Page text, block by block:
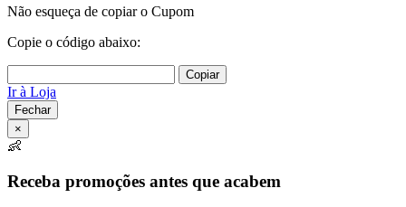
Não esqueça de copiar o Cupom
Copie o código abaixo:
Copiar
Ir à Loja
Fechar
×
👶
Receba promoções antes que acabem